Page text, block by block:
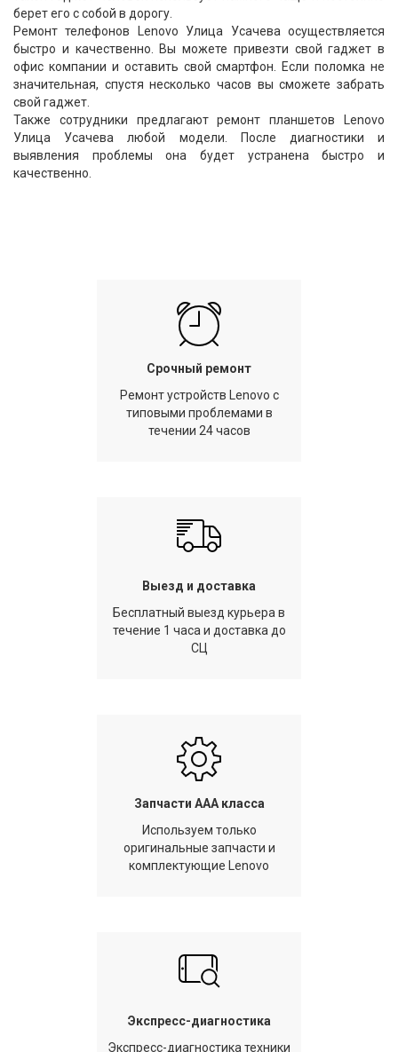
берет его с собой в дорогу.
Ремонт телефонов Lenovo Улица Усачева осуществляется
быстро и качественно. Вы можете привезти свой гаджет в
офис компании и оставить свой смартфон. Если поломка не
значительная, спустя несколько часов вы сможете забрать
свой гаджет.
Также сотрудники предлагают ремонт планшетов Lenovo
Улица Усачева любой модели. После диагностики и
выявления проблемы она будет устранена быстро и
качественно.
Срочный ремонт
Ремонт устройств Lenovo с
типовыми проблемами в
течении 24 часов
Выезд и доставка
Бесплатный выезд курьера в
течение 1 часа и доставка до
СЦ
Запчасти AAA класса
Используем только
оригинальные запчасти и
комплектующие Lenovo
Экспресс-диагностика
Экспресс-диагностика техники